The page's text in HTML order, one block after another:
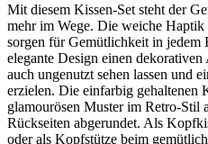
Mit diesem Kissen-Set steht der
mehr im Wege. Die weiche
sorgen für Gemütlichkeit in jedem
elegante Design einen
auch ungenutzt sehen lassen und
erzielen. Die einfarbig gehaltenen
glamourösen Muster im Retro-Stil
Rückseiten abgerundet. Als
oder als Kopfstütze beim